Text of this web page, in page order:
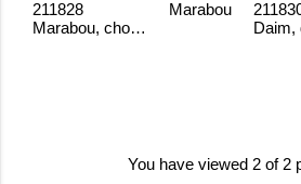
Marabou, choklad
Marabou
211828
Daim,
You have viewed 2 of 2